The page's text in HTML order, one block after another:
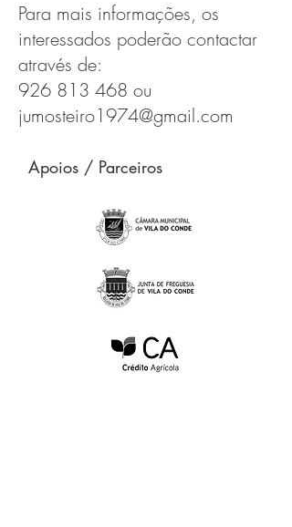
Para mais informações, os
interessados poderão contactar
através de:
926 813 468 ou
jumosteiro1974@gmail.com
Apoios / Parceiros